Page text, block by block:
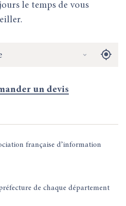
le temps de vous
un devis
française d’information
de chaque département